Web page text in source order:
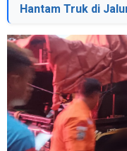
Hantam Truk di